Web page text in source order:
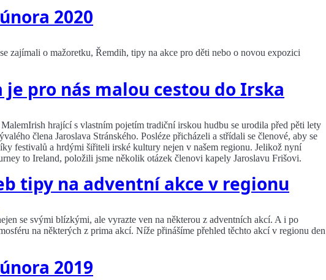
2020
zajímali o mažoretku, Řemdih, tipy na akce pro děti nebo o novou expozici
je pro nás malou cestou do Irska
hrající s vlastním pojetím tradiční irskou hudbu se urodila před pěti lety
člena Jaroslava Stránského. Posléze přicházeli a střídali se členové, aby se
festivalů a hrdými šiřiteli irské kultury nejen v našem regionu. Jelikož nyní
to Ireland, položili jsme několik otázek členovi kapely Jaroslavu Frišovi.
tipy na adventní akce v regionu
se svými blízkými, ale vyrazte ven na některou z adventních akcí. A i po
na některých z prima akcí. Níže přinášíme přehled těchto akcí v regionu den
2019